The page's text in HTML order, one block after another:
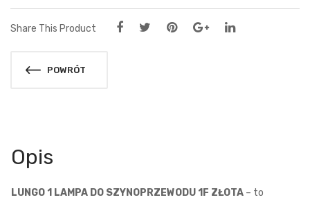
Share This Product
POWRÓT
Opis
LUNGO 1 LAMPA DO SZYNOPRZEWODU 1F ZŁOTA – to